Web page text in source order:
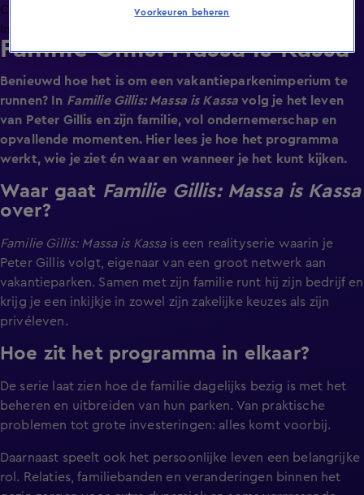
Clips
Info
Familie Gillis: Massa is Kassa
Benieuwd hoe het is om een vakantieparkenimperium te
runnen? In Familie Gillis: Massa is Kassa volg je het leven
van Peter Gillis en zijn familie, vol ondernemerschap en
opvallende momenten. Hier lees je hoe het programma
werkt, wie je ziet én waar en wanneer je het kunt kijken.
Waar gaat Familie Gillis: Massa is Kassa
over?
Familie Gillis: Massa is Kassais een realityserie waarin je
Peter Gillis volgt, eigenaar van een groot netwerk aan
vakantieparken. Samen met zijn familie runt hij zijn bedrijf en
krijg je een inkijkje in zowel zijn zakelijke keuzes als zijn
privéleven.
Hoe zit het programma in elkaar?
De serie laat zien hoe de familie dagelijks bezig is met het
beheren en uitbreiden van hun parken. Van praktische
problemen tot grote investeringen: alles komt voorbij.
Daarnaast speelt ook het persoonlijke leven een belangrijke
rol. Relaties, familiebanden en veranderingen binnen het
Voorkeuren beheren